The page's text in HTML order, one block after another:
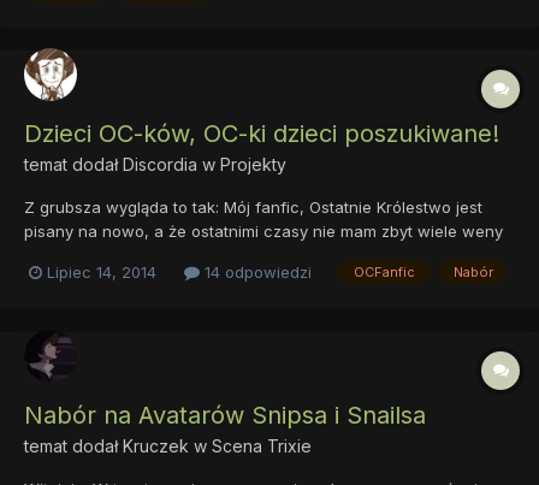
Dzieci OC-ków, OC-ki dzieci poszukiwane!
temat dodałDiscordia w Projekty
Z grubsza wygląda to tak: Mój fanfic, Ostatnie Królestwo jest
pisany na nowo, a że ostatnimi czasy nie mam zbyt wiele weny
waszych OC-ów, lub same być dzieciakami. Moje "wymagania"
Lipiec 14, 2014 14 odpowiedzi OCFanfic Nabór
Nabór na Avatarów Snipsa i Snailsa
temat dodałKruczek w Scena Trixie